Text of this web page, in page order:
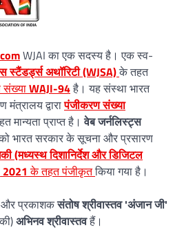
WJAI का एक सदस्य है। एक स्व-
स्टैंडर्ड्स अथॉरिटी (WJSA)के तहत
WAJI-94है। यह संस्था भारत
द्वारापंजीकरण संख्या
मान्यता प्राप्त है।वेब जर्नलिस्ट्स
भारत सरकार के सूचना और प्रसारण
(मध्यस्थ दिशानिर्देश और डिजिटल
2021 के तहत पंजीकृतकिया गया है।
और प्रकाशकसंतोष श्रीवास्तव 'अंजान जी'
अभिनव श्रीवास्तवहैं।